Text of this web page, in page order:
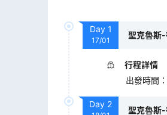
Day 1
17/01
聖克魯斯
行程詳情
出發時間 ：
Day 2
聖克魯斯